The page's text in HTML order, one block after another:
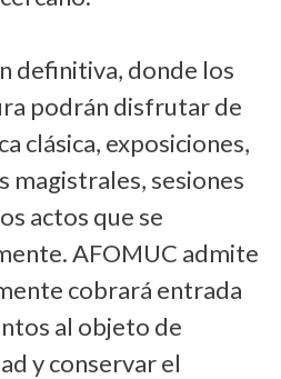
definitiva, donde los
podrán disfrutar de
clásica, exposiciones,
magistrales, sesiones
actos que se
AFOMUC admite
cobrará entrada
al objeto de
y conservar el